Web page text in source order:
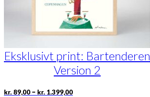
Eksklusivt print: Bartenderen
Version 2
kr. 89,00 – kr. 1.399,00Prisinterval:
Dette